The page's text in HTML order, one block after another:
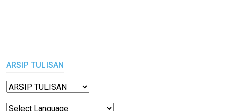
ARSIP TULISAN